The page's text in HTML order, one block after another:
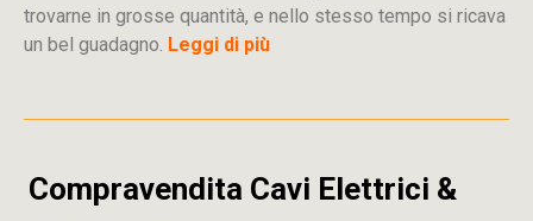
trovarne in grosse quantità, e nello stesso tempo si ricava
un bel guadagno. Leggi di più
Compravendita Cavi Elettrici &